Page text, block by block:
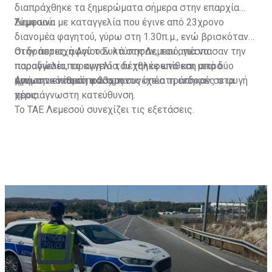
διαπράχθηκε τα ξημερώματα σήμερα στην επαρχία
Λεμεσού.
Σύμφωνα με καταγγελία που έγινε από 23χρονο
διανομέα φαγητού, γύρω στη 1.30π.μ., ενώ βρισκόταν
στην περιοχή Αγίου Συλά στη Λεμεσό, για να
παραδώσει παραγγελία, δέχθηκε επίθεση από δύο
άγνωστα νεαρά πρόσωπα.
Οι δράστες, αφού τον κτύπησαν, του απέσπασαν την
παραγγελία, το κινητό του τηλέφωνο και μικρό
χρηματικό ποσό, και στη συνέχεια τράπηκαν σε φυγή
προς άγνωστη κατεύθυνση.
Από την επίθεση ο 23χρονος υπέστη εκδορές στα
χέρια.
Το ΤΑΕ Λεμεσού συνεχίζει τις εξετάσεις.